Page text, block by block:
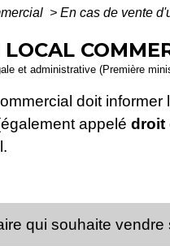
> En cas de vente
et administrative (Première
doit informer
appelé droit
qui souhaite